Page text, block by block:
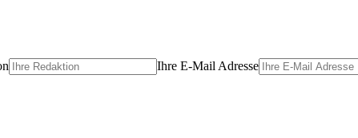
Ihre E-Mail Adresse